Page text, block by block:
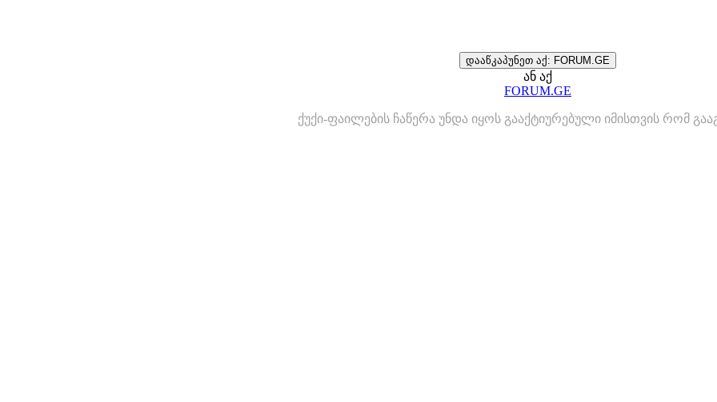
დააწკაპუნეთ აქ: FORUM.GE
ან აქ
FORUM.GE
ქუქი-ფაილების ჩაწერა უნდა იყოს გააქტიურებული იმისთვის რომ